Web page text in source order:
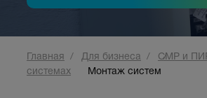
Главная Для бизнеса
СМР и
системах
Монтаж систем